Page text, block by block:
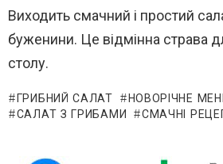
Виходить смачний і простий
буженини. Це відмінна страва
столу.
ГРИБНИЙ САЛАТ
НОВОРІЧНЕ
САЛАТ З ГРИБАМИ
СМАЧНІ